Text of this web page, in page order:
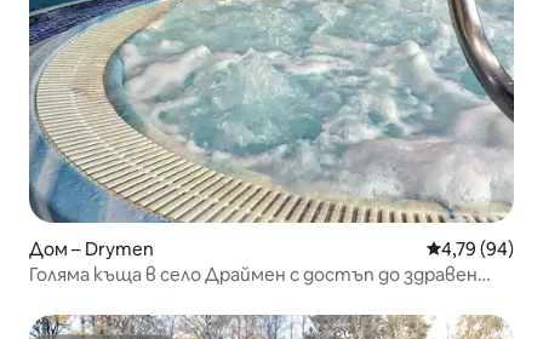
Дом – Drymen Средна
4,79 (94)
Голяма къща в село Драймен с достъп до здравен